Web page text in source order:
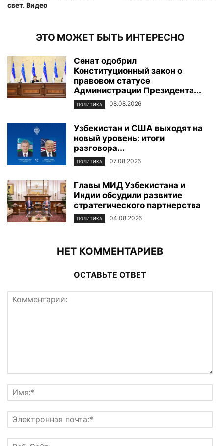
свет. Видео
ЭТО МОЖЕТ БЫТЬ ИНТЕРЕСНО
Сенат одобрил
Конституционный закон о
правовом статусе
Администрации Президента...
ПОЛИТИКА 08.08.2026
Узбекистан и США выходят на
новый уровень: итоги
разговора...
ПОЛИТИКА 07.08.2026
Главы МИД Узбекистана и
Индии обсудили развитие
стратегического партнерства
ПОЛИТИКА 04.08.2026
НЕТ КОММЕНТАРИЕВ
ОСТАВЬТЕ ОТВЕТ